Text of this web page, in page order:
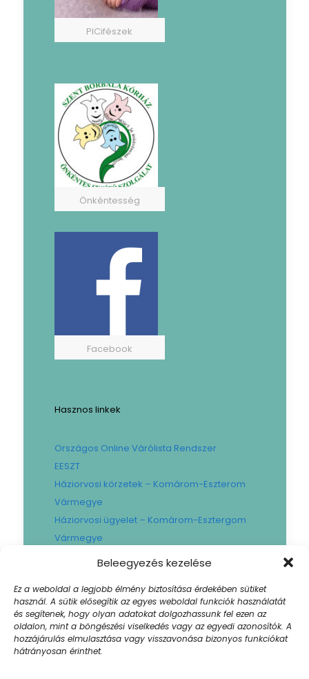
Beleegyezés kezelése
Ez a weboldal a legjobb élmény biztosítása érdekében sütiket
használ. A sütik elősegítik az egyes weboldal funkciók használatát
és segítenek, hogy olyan adatokat dolgozhassunk fel ezen az
oldalon, mint a böngészési viselkedés vagy az egyedi azonosítók. A
hozzájárulás elmulasztása vagy visszavonása bizonyos funkciókat
hátrányosan érinthet.
PICifészek
Önkéntesség
Facebook
Hasznos linkek
Országos Online Várólista Rendszer
EESZT
Háziorvosi körzetek – Komárom-Eszterom
Vármegye
Háziorvosi ügyelet – Komárom-Esztergom
Vármegye
Gyógyszertári ügyelet – Komárom-
Városi Fogászat
Művese Állomás B.Braun
Facility hibabejelentő
Sajtószoba